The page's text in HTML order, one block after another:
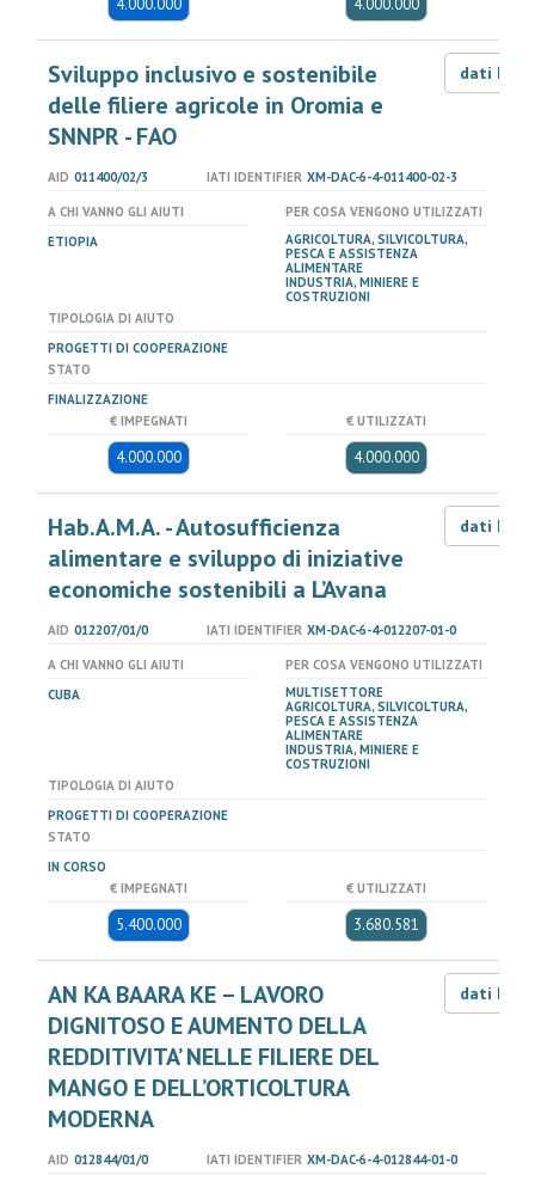
4.000.000 4.000.000
Sviluppo inclusivo e sostenibile
delle filiere agricole in Oromia e
SNNPR - FAO
dati LOD
AID 011400/02/3 IATI IDENTIFIER XM-DAC-6-4-011400-02-3
A CHI VANNO GLI AIUTI
ETIOPIA
PER COSA VENGONO UTILIZZATI
AGRICOLTURA, SILVICOLTURA,
PESCA E ASSISTENZA
ALIMENTARE
INDUSTRIA, MINIERE E
COSTRUZIONI
TIPOLOGIA DI AIUTO
PROGETTI DI COOPERAZIONE
STATO
FINALIZZAZIONE
€ IMPEGNATI
4.000.000
€ UTILIZZATI
4.000.000
Hab.A.M.A. - Autosufficienza
alimentare e sviluppo di iniziative
economiche sostenibili a L’Avana
dati LOD
AID 012207/01/0 IATI IDENTIFIER XM-DAC-6-4-012207-01-0
A CHI VANNO GLI AIUTI
CUBA
PER COSA VENGONO UTILIZZATI
MULTISETTORE
AGRICOLTURA, SILVICOLTURA,
PESCA E ASSISTENZA
ALIMENTARE
INDUSTRIA, MINIERE E
COSTRUZIONI
TIPOLOGIA DI AIUTO
PROGETTI DI COOPERAZIONE
STATO
IN CORSO
€ IMPEGNATI
5.400.000
€ UTILIZZATI
3.680.581
AN KA BAARA KE – LAVORO
DIGNITOSO E AUMENTO DELLA
REDDITIVITA’ NELLE FILIERE DEL
MANGO E DELL’ORTICOLTURA
MODERNA
dati LOD
AID 012844/01/0 IATI IDENTIFIER XM-DAC-6-4-012844-01-0